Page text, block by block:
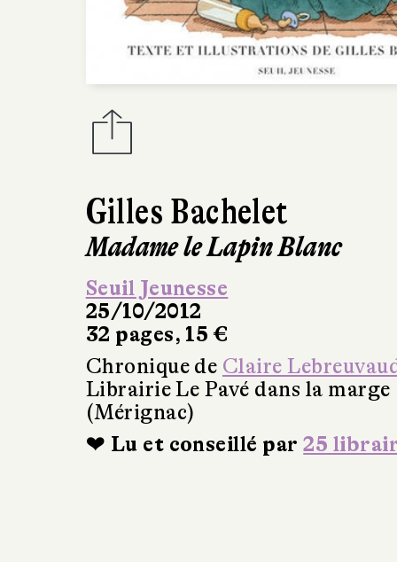
Gilles Bachelet
Madame le Lapin Blanc
Seuil Jeunesse
25/10/2012
32 pages, 15 €
Chronique de Claire
Librairie Le Pavé dans la marge
(Mérignac)
❤ Lu et conseillé par25